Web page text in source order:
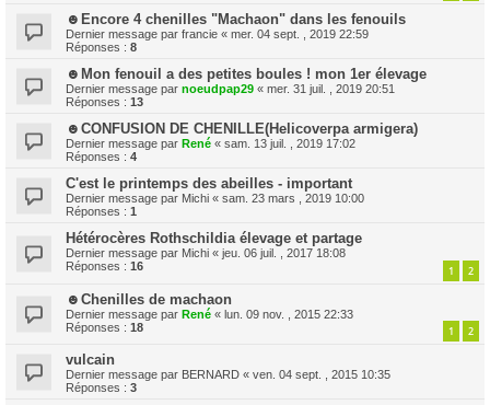
☻Encore 4 chenilles "Machaon" dans les fenouils
Dernier message par francie « mer. 04 sept. , 2019 22:59
Réponses : 8
☻Mon fenouil a des petites boules ! mon 1er élevage
Dernier message par noeudpap29 « mer. 31 juil. , 2019 20:51
Réponses : 13
☻CONFUSION DE CHENILLE(Helicoverpa armigera)
Dernier message par René « sam. 13 juil. , 2019 17:02
Réponses : 4
C'est le printemps des abeilles - important
Dernier message par Michi « sam. 23 mars , 2019 10:00
Réponses : 1
Hétérocères Rothschildia élevage et partage
Dernier message par Michi « jeu. 06 juil. , 2017 18:08
Réponses : 16 1 2
☻Chenilles de machaon
Dernier message par René « lun. 09 nov. , 2015 22:33
Réponses : 18 1 2
vulcain
Dernier message par BERNARD « ven. 04 sept. , 2015 10:35
Réponses : 3